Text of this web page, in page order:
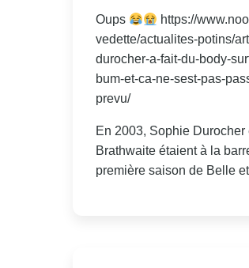
Oups
https://
vedette/actualites-potins/
durocher-a-fait-du-body-
bum-et-ca-ne-sest-pas-
prevu/
En 2003, Sophie Durocher
Brathwaite étaient à la
première saison de Belle